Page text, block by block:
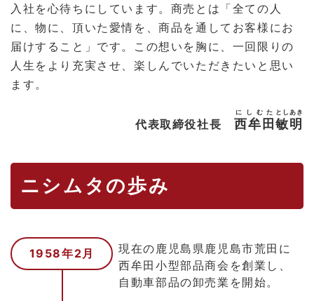
入社を心待ちにしています。商売とは「全ての人
に、物に、頂いた愛情を、商品を通してお客様にお
届けすること」です。この想いを胸に、一回限りの
人生をより充実させ、楽しんでいただきたいと思い
ます。
代表取締役社長 西牟田
にしむた
敏明
としあき
ニシムタの歩み
1958年2月
現在の鹿児島県鹿児島市荒田に
西牟田小型部品商会を創業し、
自動車部品の卸売業を開始。